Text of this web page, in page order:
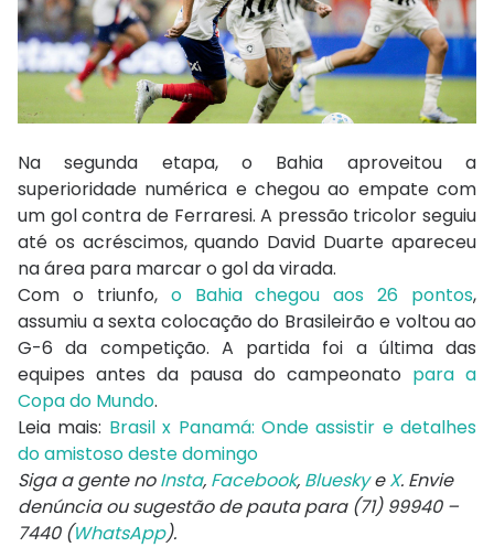
Na segunda etapa, o Bahia aproveitou a
superioridade numérica e chegou ao empate com
um gol contra de Ferraresi. A pressão tricolor seguiu
até os acréscimos, quando David Duarte apareceu
na área para marcar o gol da virada.
Com o triunfo, o Bahia chegou aos 26 pontos,
assumiu a sexta colocação do Brasileirão e voltou ao
G-6 da competição. A partida foi a última das
equipes antes da pausa do campeonato para a
Copa do Mundo.
Leia mais: Brasil x Panamá: Onde assistir e detalhes
do amistoso deste domingo
Siga a gente noInsta, Facebook, BlueskyeX. Envie
denúncia ou sugestão de pauta para (71) 99940 –
7440 (WhatsApp).